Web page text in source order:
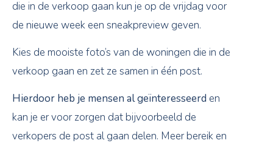
die in de verkoop gaan kun je op de vrijdag voor
de nieuwe week een sneakpreview geven.
Kies de mooiste foto’s van de woningen die in de
verkoop gaan en zet ze samen in één post.
Hierdoor heb je mensen al geïnteresseerd en
kan je er voor zorgen dat bijvoorbeeld de
verkopers de post al gaan delen. Meer bereik en